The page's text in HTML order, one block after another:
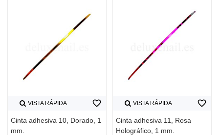
VISTA RÁPIDA
Cinta adhesiva 10, Dorado, 1
mm.
favorite_border VISTA RÁPIDA
Cinta adhesiva 11, Rosa
Holográfico, 1 mm.
favorite_border